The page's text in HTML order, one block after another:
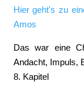
Hier geht's zu
Amos
Das war eine
Andacht, Impuls,
8. Kapitel